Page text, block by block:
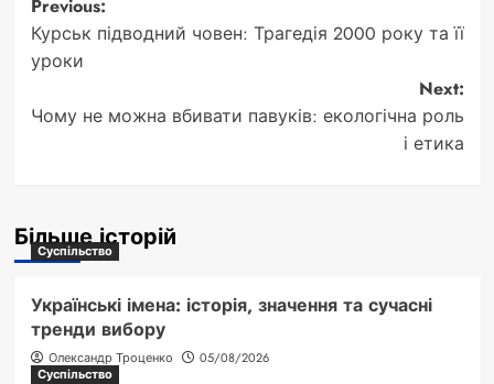
Post
navigation
Previous:
Курськ підводний човен: Трагедія 2000 року та її
уроки
Next:
Чому не можна вбивати павуків: екологічна роль
і етика
Більше історій
Суспільство
Українські імена: історія, значення та сучасні
тренди вибору
Олександр Троценко
05/08/2026
Суспільство